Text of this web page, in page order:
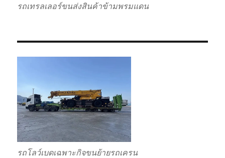
รถเทรลเลอร์ขนส่งสินค้าข้ามพรมแดน
รถโลว์เบดเฉพาะกิจขนย้ายรถเครน